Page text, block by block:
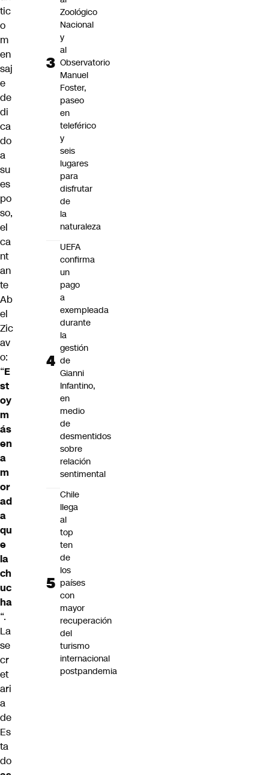
tic
o
m
en
saj
e
de
di
ca
do
a
su
es
po
so,
el
ca
nt
an
te
Ab
el
Zic
av
o:
“E
st
oy
m
ás
en
a
m
or
ad
a
qu
e
la
ch
uc
ha
“.
La
se
cr
et
ari
a
de
Es
ta
do
Zoológico
Nacional
y
al
Observatorio
Manuel
Foster,
paseo
en
teleférico
y
seis
lugares
para
disfrutar
de
la
naturaleza
UEFA
confirma
un
pago
a
exempleada
durante
la
gestión
de
Gianni
Infantino,
en
medio
de
desmentidos
sobre
relación
sentimental
Chile
llega
al
top
ten
de
los
países
con
mayor
recuperación
del
turismo
internacional
postpandemia